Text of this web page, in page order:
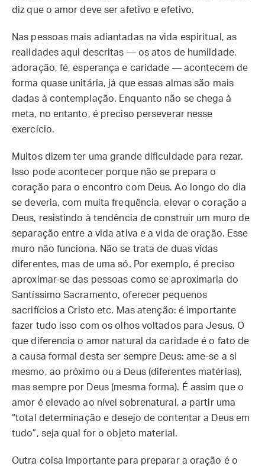
diz que o amor deve ser afetivo e efetivo.
Nas pessoas mais adiantadas na vida espiritual, as
realidades aqui descritas — os atos de humildade,
adoração, fé, esperança e caridade — acontecem de
forma quase unitária, já que essas almas são mais
dadas à contemplação. Enquanto não se chega à
meta, no entanto, é preciso perseverar nesse
exercício.
Muitos dizem ter uma grande dificuldade para rezar.
Isso pode acontecer porque não se prepara o
coração para o encontro com Deus. Ao longo do dia
se deveria, com muita frequência, elevar o coração a
Deus, resistindo à tendência de construir um muro de
separação entre a vida ativa e a vida de oração. Esse
muro não funciona. Não se trata de duas vidas
diferentes, mas de uma só. Por exemplo, é preciso
aproximar-se das pessoas como se aproximaria do
Santíssimo Sacramento, oferecer pequenos
sacrifícios a Cristo etc. Mas atenção: é importante
fazer tudo isso com os olhos voltados para Jesus. O
que diferencia o amor natural da caridade é o fato de
a causa formal desta ser sempre Deus: ame-se a si
mesmo, ao próximo ou a Deus (diferentes matérias),
mas sempre por Deus (mesma forma). É assim que o
amor é elevado ao nível sobrenatural, a partir uma
“total determinação e desejo de contentar a Deus em
tudo”, seja qual for o objeto material.
Outra coisa importante para preparar a oração é o